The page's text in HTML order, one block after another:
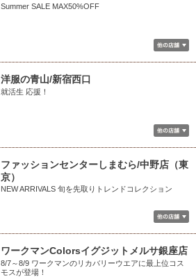
Summer SALE MAX50%OFF
洋服の青山/新宿西口
就活生 応援！
ファッションセンターしまむら/中野店（東
京）
NEW ARRIVALS 旬を先取りトレンドコレクション
ワークマンColorsイグジットメルサ銀座店
8/7～8/9 ワークマンのリカバリーウエアに最上位コス
モスが登場！